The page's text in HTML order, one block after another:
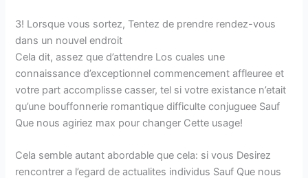
3! Lorsque vous sortez, Tentez de prendre rendez-vous
dans un nouvel endroit
Cela dit, assez que d’attendre Los cuales une
connaissance d’exceptionnel commencement affleuree et
votre part accomplisse casser, tel si votre existance n’etait
qu’une bouffonnerie romantique difficulte conjuguee Sauf
Que nous agiriez max pour changer Cette usage!
Cela semble autant abordable que cela: si vous Desirez
rencontrer a l’egard de actualites individus Sauf Que nous